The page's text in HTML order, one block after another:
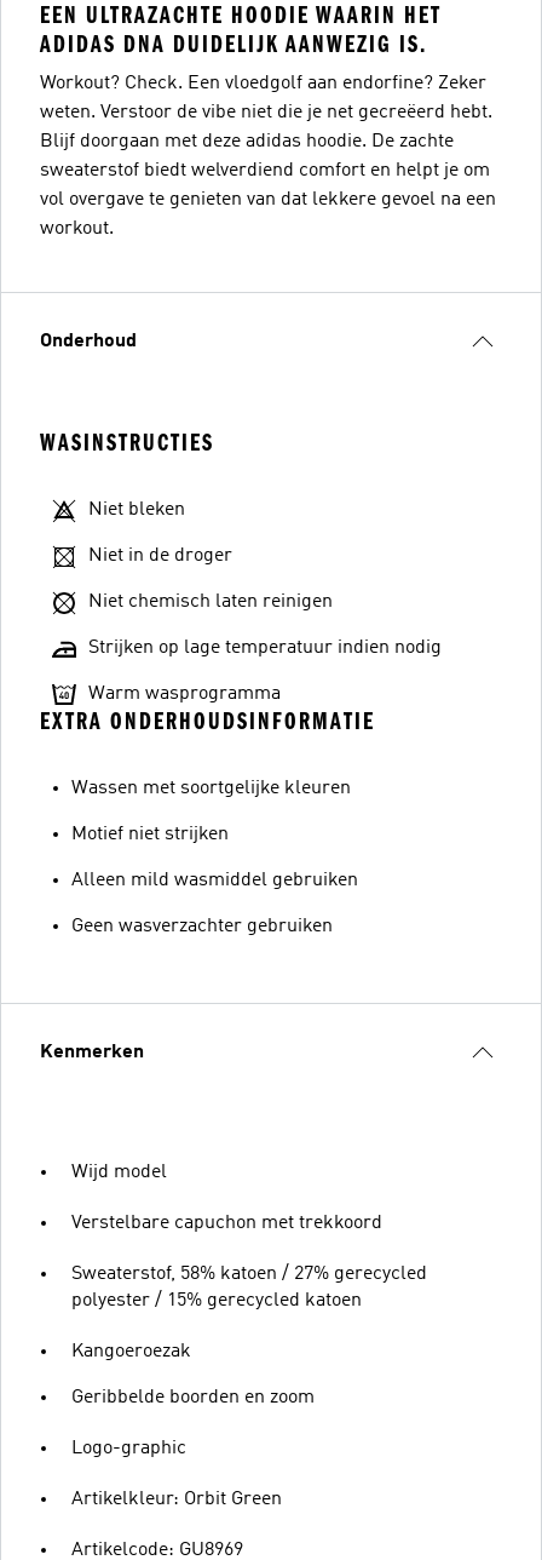
EEN ULTRAZACHTE HOODIE WAARIN HET
ADIDAS DNA DUIDELIJK AANWEZIG IS.
Workout? Check. Een vloedgolf aan endorfine? Zeker
weten. Verstoor de vibe niet die je net gecreëerd hebt.
Blijf doorgaan met deze adidas hoodie. De zachte
sweaterstof biedt welverdiend comfort en helpt je om
vol overgave te genieten van dat lekkere gevoel na een
workout.
Onderhoud
WASINSTRUCTIES
Niet bleken
Niet in de droger
Niet chemisch laten reinigen
Strijken op lage temperatuur indien nodig
Warm wasprogramma
EXTRA ONDERHOUDSINFORMATIE
Wassen met soortgelijke kleuren
Motief niet strijken
Alleen mild wasmiddel gebruiken
Geen wasverzachter gebruiken
Kenmerken
Wijd model
Verstelbare capuchon met trekkoord
Sweaterstof, 58% katoen / 27% gerecycled
polyester / 15% gerecycled katoen
Kangoeroezak
Geribbelde boorden en zoom
Logo-graphic
Artikelkleur: Orbit Green
Artikelcode: GU8969